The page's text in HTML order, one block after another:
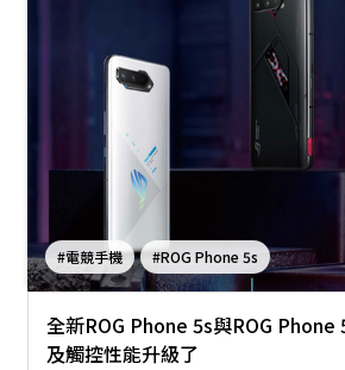
#電競手機 #ROG Phone 5s
全新ROG Phone 5s與ROG Phone
及觸控性能升級了